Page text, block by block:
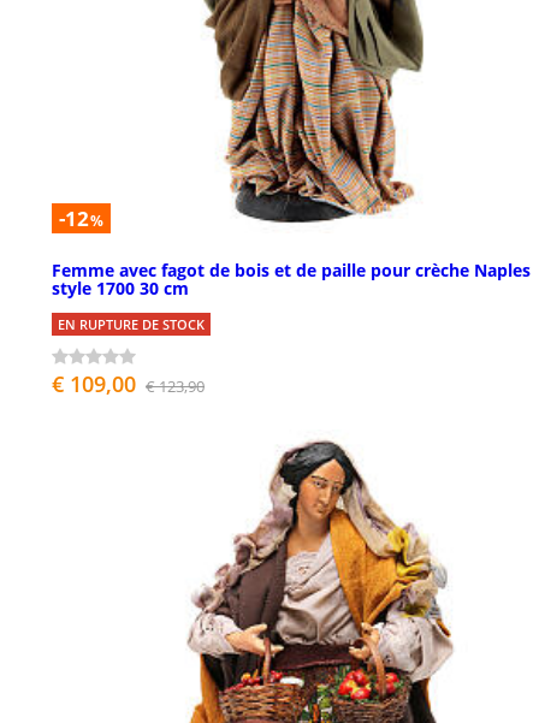
-12%
Femme avec fagot de bois et de paille pour crèche Naples
style 1700 30 cm
EN RUPTURE DE STOCK
€ 109,00 € 123,90